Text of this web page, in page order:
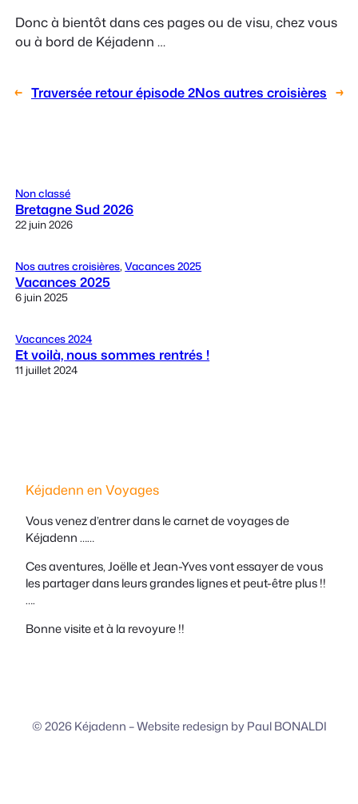
Donc à bientôt dans ces pages ou de visu, chez vous
ou à bord de Kéjadenn …
← Traversée retour épisode 2Nos autres croisières →
Non classé
Bretagne Sud 2026
22 juin 2026
Nos autres croisières, Vacances 2025
Vacances 2025
6 juin 2025
Vacances 2024
Et voilà, nous sommes rentrés !
11 juillet 2024
Kéjadenn en Voyages
Vous venez d’entrer dans le carnet de voyages de
Kéjadenn ……
Ces aventures, Joëlle et Jean-Yves vont essayer de vous
les partager dans leurs grandes lignes et peut-être plus !!
….
Bonne visite et à la revoyure !!
© 2026 Kéjadenn –Website redesign by Paul BONALDI